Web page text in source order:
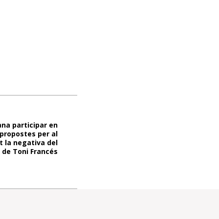
participar en
per al
la negativa del
de Toni Francés